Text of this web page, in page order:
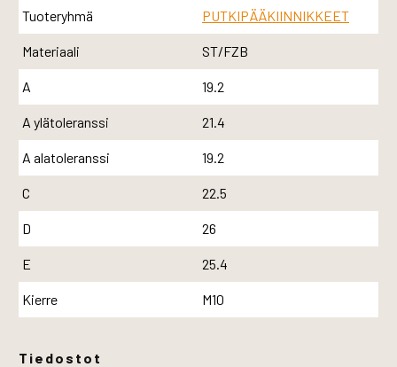
Tuoteryhmä PUTKIPÄÄKIINNIKKEET
Materiaali ST/FZB
A 19.2
A ylätoleranssi 21.4
A alatoleranssi 19.2
C 22.5
D 26
E 25.4
Kierre M10
Tiedostot